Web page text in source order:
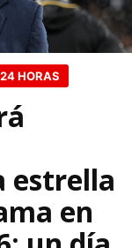
HORAS
estrella
en